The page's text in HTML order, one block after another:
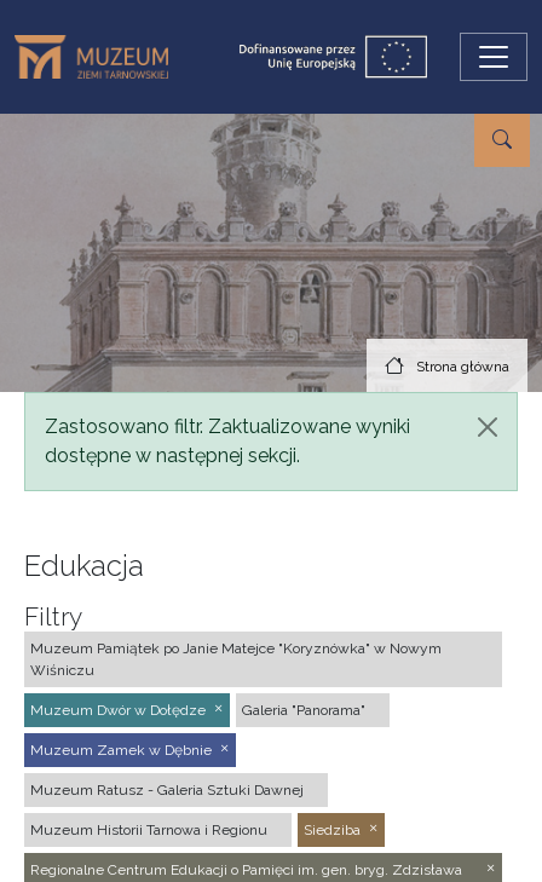
Strona główna
Komunikat
Zastosowano filtr. Zaktualizowane wyniki
dostępne w następnej sekcji.
Edukacja
Filtry
Muzeum Pamiątek po Janie Matejce "Koryznówka" w Nowym
Wiśniczu
Muzeum Dwór w Dołędze Galeria "Panorama"
Muzeum Zamek w Dębnie
Muzeum Ratusz - Galeria Sztuki Dawnej
Muzeum Historii Tarnowa i Regionu Siedziba
Regionalne Centrum Edukacji o Pamięci im. gen. bryg. Zdzisława